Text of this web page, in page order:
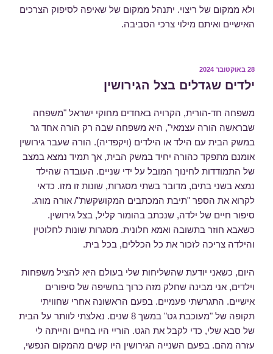
ולא ממקום של ריצוי. יתנהל ממקום של שאיפה לסיפוק הצרכים
האישיים ואיתם מילוי צרכי הסביבה.
פורסם
28 באוקטובר 2024
ילדים שגדלים בצל הגירושין
משפחה חד-הורית, הקרויה באחדים מחוקי ישראל "משפחה
שבראשה הורה עצמאי", היא משפחה שבה רק הורה אחד גר
במשק הבית עם הילד או הילדים (ויקפדיה). הורה שעבר גירושין
אומנם מתפקד כהורה יחיד במשק הבית, אך תמיד נמצא במצב
של התמודדות לחינוך המובל על ידי שניים. העובדה שהילד
נמצא בשני בתים, מדובר בשתי מסגרות, שונות זו מזו. כדאי
לקרוא את הספר "תיבת המכתבים המקושקשת"/ אורה מורג.
סיפור חיים של ילדה, שנכתב בהומור קליל, בצל גירושין.
כשאבא חוזר בתשובה ואמא חלונית. מסגרות שונות לחלוטין
והילדה צריכה לזכור את כל הכללים, בכל בית.
היום, כשאני יודעת שהשליחות שלי בעולם היא להציל משפחות
וילדים, אני מבינה שחלק מזה כרוך בחשיפה של סיפורים
אישיים. התגרשתי פעמיים. בפעם הראשונה אחרי שחוויתי
תקופה של "מעוכבת גט" במשך 8 שנים. נאלצתי לוותר על הבית
של סבא שלי, כדי לקבל את הגט. הוריי היו בחיים והייתה לי
עזרה מהם. בפעם השנייה הגירושין היו קשים מהמקום הנפשי,